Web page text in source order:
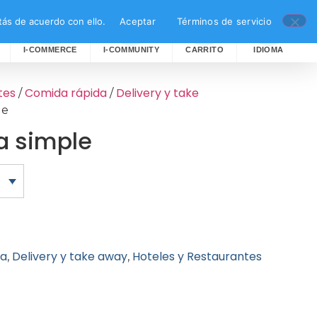
I-COMMERCE I-COMMUNITY CARRITO IDIOMA
/Comida rápida / Delivery y take
simple
, Delivery y take away, Hoteles y Restaurantes
de acuerdo con ello. Aceptar Términos de servicio